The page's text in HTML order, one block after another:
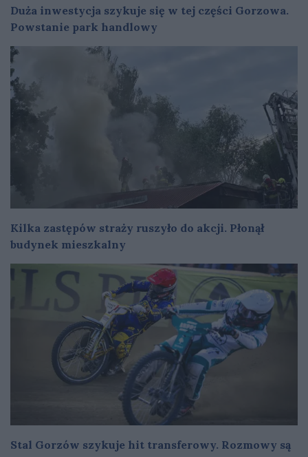
Duża inwestycja szykuje się w tej części Gorzowa.
Powstanie park handlowy
Kilka zastępów straży ruszyło do akcji. Płonął
budynek mieszkalny
Stal Gorzów szykuje hit transferowy. Rozmowy są